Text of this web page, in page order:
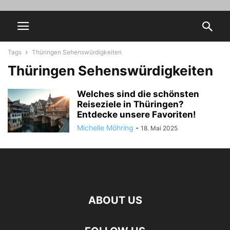
Tags Thüringen Sehenswürdigkeiten
Thüringen Sehenswürdigkeiten
Welches sind die schönsten
Reiseziele in Thüringen?
Entdecke unsere Favoriten!
Michelle Möhring - 18. Mai 2025
ABOUT US